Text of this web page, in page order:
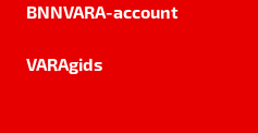
BNNVARA-account
VARAgids